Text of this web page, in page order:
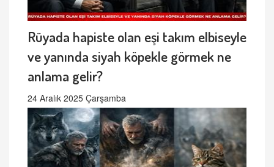
Rüyada hapiste olan eşi takım elbiseyle
ve yanında siyah köpekle görmek ne
anlama gelir?
24 Aralık 2025 Çarşamba